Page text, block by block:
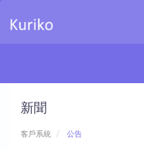
新聞
客戶系統 公告